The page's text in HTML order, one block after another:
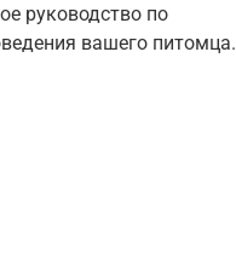
руководство по
вашего питомца.